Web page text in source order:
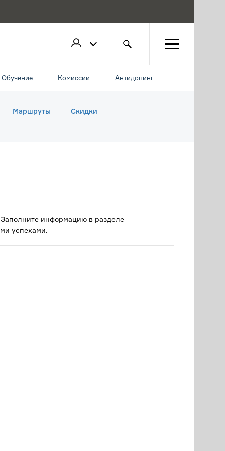
Обучение Комиссии Антидопинг
Маршруты Скидки
информацию в разделе
успехами.